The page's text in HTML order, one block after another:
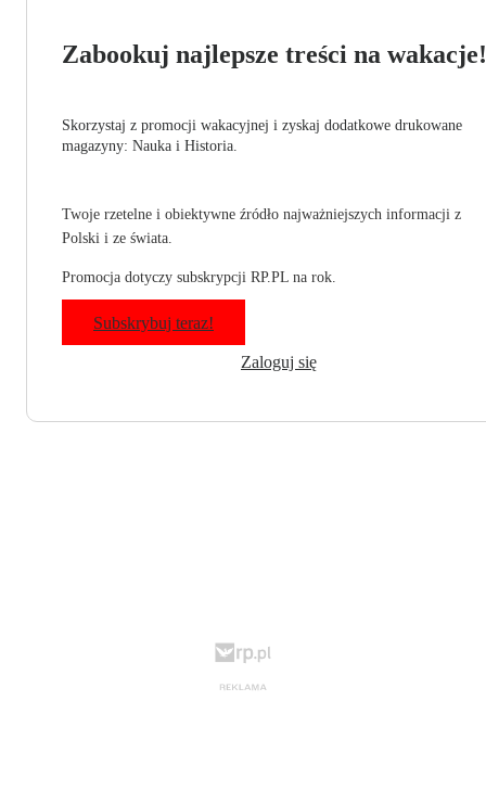
Zabookuj najlepsze treści na wakacje!
Skorzystaj z promocji wakacyjnej i zyskaj dodatkowe drukowane
magazyny: Nauka i Historia.
Twoje rzetelne i obiektywne źródło najważniejszych informacji z
Polski i ze świata.
Promocja dotyczy subskrypcji RP.PL na rok.
Subskrybuj teraz!
Zaloguj się